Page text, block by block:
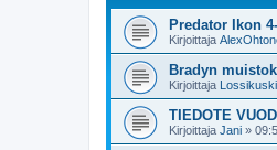
Predator Ikon
Kirjoittaja
Bradyn
Kirjoittaja Lossikuski
TIEDOTE
Kirjoittaja Jani »